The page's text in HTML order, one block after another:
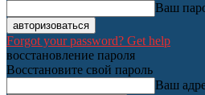
Ваш
Forgot your password? Get help
восстановление пароля
Восстановите свой пароль
Ваш